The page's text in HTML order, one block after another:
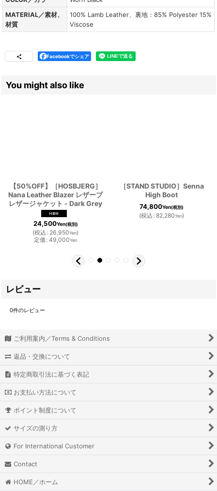
MATERIAL／素材、
材質
100% Lamb Leather、裏地：85% Polyester 15%
Viscose
Facebookでシェア
You might also like
【50%OFF】［HOSBJERG］
Nana Leather Blazer レザーブ
レザージャケット - Dark Grey
24,500Yen(税別)
(税込 : 26,950Yen)
定価 : 49,000Yen
［STAND STUDIO］Senna
High Boot
74,800Yen(税別)
(税込 : 82,280Yen)
レビュー
0件のレビュー
ご利用案内／Terms & Conditions
返品・交換について
特定商取引法に基づく表記
お支払い方法について
ポイント制度について
サイズの測り方
For International Customer
Contact
HOME／ホーム